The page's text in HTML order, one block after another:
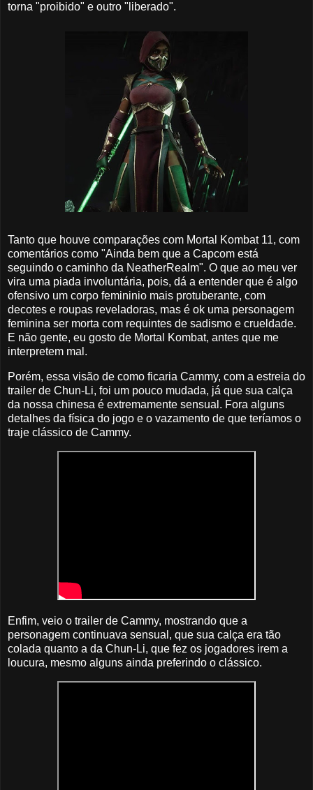
torna "proibido" e outro "liberado".
Tanto que houve comparações com Mortal Kombat 11, com
comentários como "Ainda bem que a Capcom está
seguindo o caminho da NeatherRealm". O que ao meu ver
vira uma piada involuntária, pois, dá a entender que é algo
ofensivo um corpo femininio mais protuberante, com
decotes e roupas reveladoras, mas é ok uma personagem
feminina ser morta com requintes de sadismo e crueldade.
E não gente, eu gosto de Mortal Kombat, antes que me
interpretem mal.
Porém, essa visão de como ficaria Cammy, com a estreia do
trailer de Chun-Li, foi um pouco mudada, já que sua calça
da nossa chinesa é extremamente sensual. Fora alguns
detalhes da física do jogo e o vazamento de que teríamos o
traje clássico de Cammy.
Enfim, veio o trailer de Cammy, mostrando que a
personagem continuava sensual, que sua calça era tão
colada quanto a da Chun-Li, que fez os jogadores irem a
loucura, mesmo alguns ainda preferindo o clássico.